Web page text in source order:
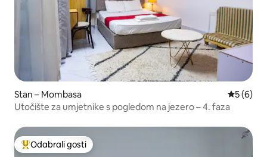
Stan – Mombasa
5 (6)
Utočište za umjetnike s pogledom na jezero – 4. faza
Među najviše rangiranima s oznakom „Odabrali gosti”
Odabrali gosti